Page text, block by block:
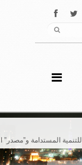
و”مصدر” الإماراتية